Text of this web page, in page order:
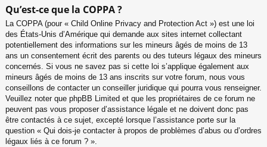
Qu’est-ce que la COPPA ?
La COPPA (pour « Child Online Privacy and Protection Act ») est une loi
des États-Unis d’Amérique qui demande aux sites internet collectant
potentiellement des informations sur les mineurs âgés de moins de 13
ans un consentement écrit des parents ou des tuteurs légaux des mineurs
concernés. Si vous ne savez pas si cette loi s’applique également aux
mineurs âgés de moins de 13 ans inscrits sur votre forum, nous vous
conseillons de contacter un conseiller juridique qui pourra vous renseigner.
Veuillez noter que phpBB Limited et que les propriétaires de ce forum ne
peuvent pas vous proposer d’assistance légale et ne doivent donc pas
être contactés à ce sujet, excepté lorsque l’assistance porte sur la
question « Qui dois-je contacter à propos de problèmes d’abus ou d’ordres
légaux liés à ce forum ? ».